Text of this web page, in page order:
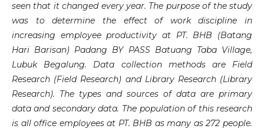
seen that it changed every year. The purpose of the study
was to determine the effect of work discipline in
increasing employee productivity at PT. BHB (Batang
Hari Barisan) Padang BY PASS Batuang Taba Village,
Lubuk Begalung. Data collection methods are Field
Research (Field Research) and Library Research (Library
Research). The types and sources of data are primary
data and secondary data. The population of this research
is all office employees at PT. BHB as many as 272 people.